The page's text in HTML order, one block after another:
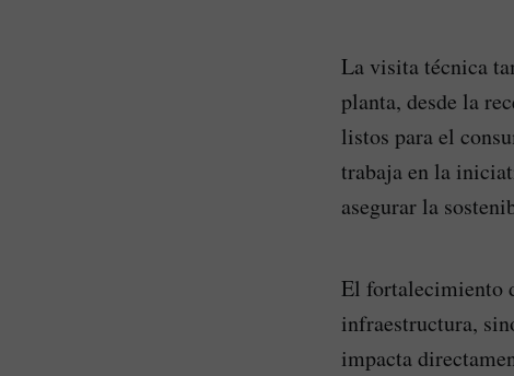
La visita técnica
planta, desde la
listos para el
trabaja en la
asegurar la
El fortalecimiento
infraestructura,
impacta